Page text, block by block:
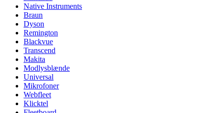
Native Instruments
Braun
Dyson
Remington
Blackvue
Transcend
Makita
Modlysblænde
Universal
Mikrofoner
Webfleet
Klicktel